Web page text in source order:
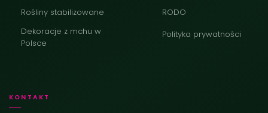
Rośliny stabilizowane
Dekoracje z mchu w
Polsce
RODO
Polityka prywatności
KONTAKT